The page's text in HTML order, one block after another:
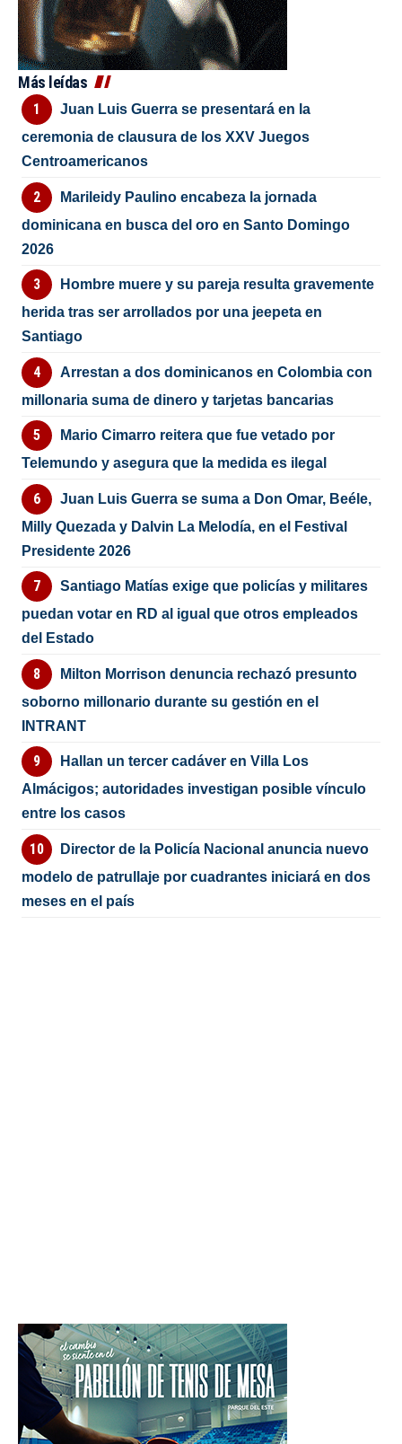
Más leídas
Juan Luis Guerra se presentará en la
ceremonia de clausura de los XXV Juegos
Centroamericanos
Marileidy Paulino encabeza la jornada
dominicana en busca del oro en Santo Domingo
2026
Hombre muere y su pareja resulta gravemente
herida tras ser arrollados por una jeepeta en
Santiago
Arrestan a dos dominicanos en Colombia con
millonaria suma de dinero y tarjetas bancarias
Mario Cimarro reitera que fue vetado por
Telemundo y asegura que la medida es ilegal
Juan Luis Guerra se suma a Don Omar, Beéle,
Milly Quezada y Dalvin La Melodía, en el Festival
Presidente 2026
Santiago Matías exige que policías y militares
puedan votar en RD al igual que otros empleados
del Estado
Milton Morrison denuncia rechazó presunto
soborno millonario durante su gestión en el
INTRANT
Hallan un tercer cadáver en Villa Los
Almácigos; autoridades investigan posible vínculo
entre los casos
Director de la Policía Nacional anuncia nuevo
modelo de patrullaje por cuadrantes iniciará en dos
meses en el país